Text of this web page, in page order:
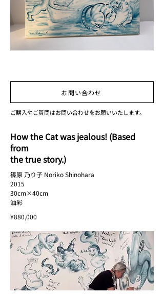
お問い合わせ
ご購入やご質問はお問い合わせをお願いいたします。
How the Cat was jealous! (Based
from
the true story.)
篠原 乃り子 Noriko Shinohara
2015
30cm×40cm
油彩
¥880,000